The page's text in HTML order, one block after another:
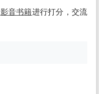
影音书籍进行打分，交流